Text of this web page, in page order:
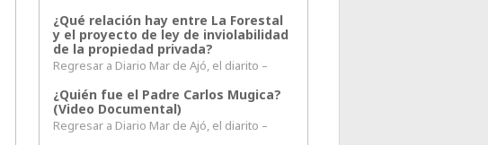
¿Qué relación hay entre La Forestal
y el proyecto de ley de inviolabilidad
de la propiedad privada?
Regresar a Diario Mar de Ajó, el diarito –
¿Quién fue el Padre Carlos Mugica?
(Video Documental)
Regresar a Diario Mar de Ajó, el diarito –